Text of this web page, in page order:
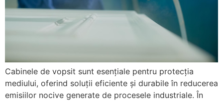
Cabinele de vopsit sunt esențiale pentru protecția
mediului, oferind soluții eficiente și durabile în reducerea
emisiilor nocive generate de procesele industriale. În